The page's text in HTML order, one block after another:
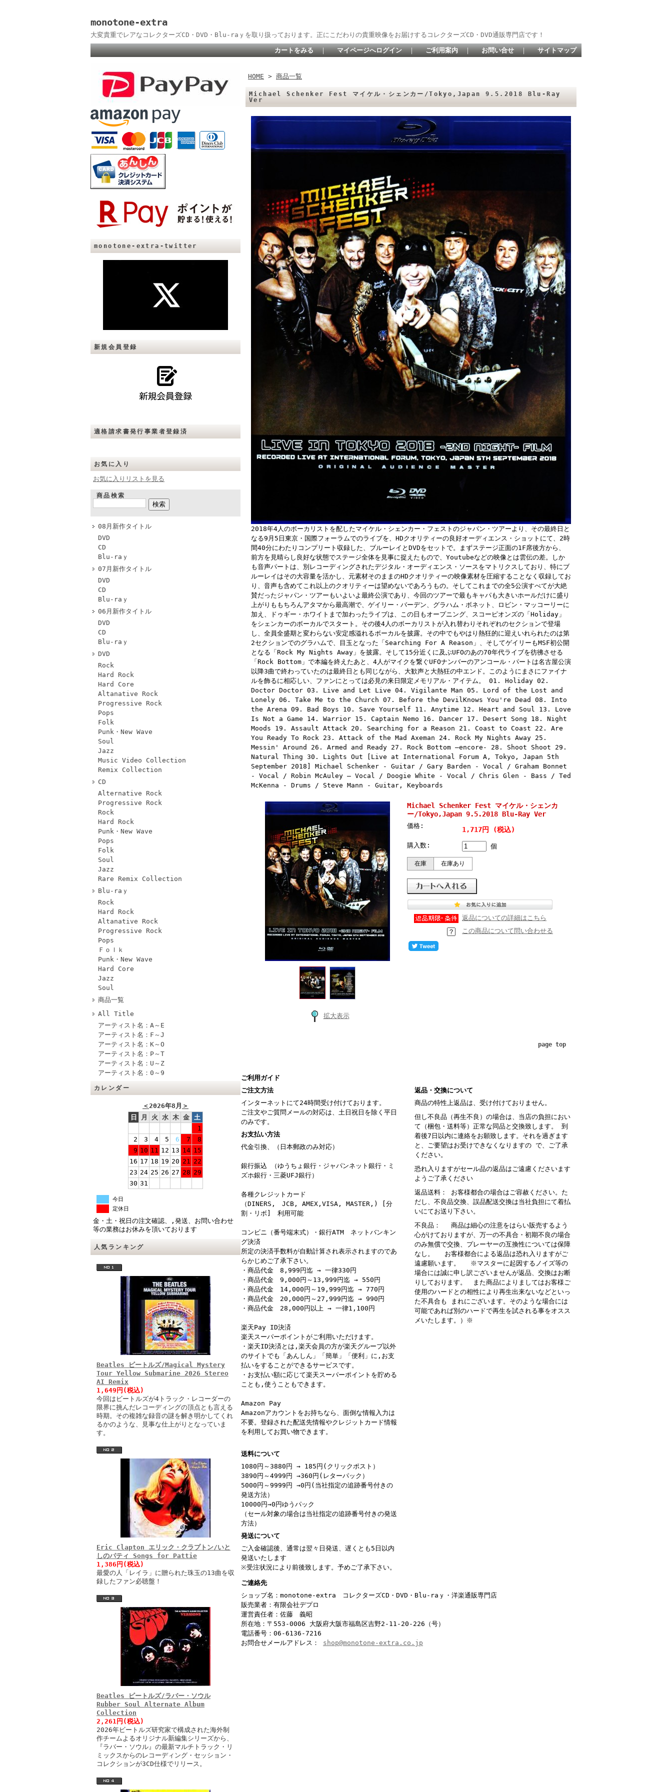
monotone-extra
大変貴重でレアなコレクターズCD・DVD・Blu-raｙを取り扱っております。正にこだわりの貴重映像をお届けするコレクターズCD・DVD通販専門店です！
カートをみる ｜ マイページへログイン ｜ ご利用案内 ｜ お問い合せ ｜ サイトマップ
monotone-extra-twitter
新規会員登録
適格請求書発行事業者登録済
お気に入り
お気に入りリストを見る
商品検索
08月新作タイトル
DVD
CD
Blu-raｙ
07月新作タイトル
DVD
CD
Blu-raｙ
06月新作タイトル
DVD
CD
Blu-raｙ
DVD
Rock
Hard Rock
Hard Core
Altanative Rock
Progressive Rock
Pops
Folk
Punk・New Wave
Soul
Jazz
Music Video Collection
Remix Collection
CD
Alternative Rock
Progressive Rock
Rock
Hard Rock
Punk・New Wave
Pops
Folk
Soul
Jazz
Rare Remix Collection
Blu-raｙ
Rock
Hard Rock
Altanative Rock
Progressive Rock
Pops
Ｆｏｌｋ
Punk・New Wave
Hard Core
Jazz
Soul
商品一覧
All Title
アーティスト名：A～E
アーティスト名：F～J
アーティスト名：K～O
アーティスト名：P～T
アーティスト名：U～Z
アーティスト名：0～9
カレンダー
＜2026年8月 ＞
日
月 火 水 木 金 土
1
2
3 4 5 6 7
8
9 10 11 12 13 14 15
16 17 18 19 20 21 22
23 24 25 26 27 28 29
30 31
今日
定休日
金・土・祝日の注文確認、,発送、お問い合わせ
等の業務はお休みを頂いております
人気ランキング
Beatles ビートルズ/Magical Mystery
Tour Yellow Submarine 2026 Stereo
AI Remix
1,649円(税込)
今回はビートルズが4トラック・レコーダーの
限界に挑んだレコーディングの頂点とも言える
時期。その複雑な録音の謎を解き明かしてくれ
るかのような、見事な仕上がりとなっていま
す。
Eric Clapton エリック・クラプトン/いと
しのパティ Songs for Pattie
1,386円(税込)
最愛の人「レイラ」に贈られた珠玉の13曲を収
録したファン必聴盤！
Beatles ビートルズ/ラバー・ソウル
Rubber Soul Alternate Album
Collection
2,261円(税込)
2026年ビートルズ研究家で構成された海外制
作チームよるオリジナル新編集シリーズから、
『ラバー・ソウル』の最新マルチトラック・リ
ミックスからのレコーディング・セッション・
コレクションが3CD仕様でリリース。
HOME > 商品一覧
Michael Schenker Fest マイケル・シェンカー/Tokyo,Japan 9.5.2018 Blu-Ray
Ver
2018年4人のボーカリストを配したマイケル・シェンカー・フェストのジャパン・ツアーより、その最終日と
なる9月5日東京・国際フォーラムでのライブを、HDクオリティーの良好オーディエンス・ショットにて、2時
間40分にわたりコンプリート収録した、ブルーレイとDVDをセットで。まずステージ正面の1F席後方から、
前方を見晴らし良好な状態でステージ全体を見事に捉えたもので、Youtubeなどの映像とは雲伝の差。しか
も音声パートは、別レコーディングされたデジタル・オーディエンス・ソースをマトリクスしており、特にブ
ルーレイはその大容量を活かし、元素材そのままのHDクオリティーの映像素材を圧縮することなく収録してお
り、音声も含めてこれ以上のクオリティーは望めないであろうもの。そしてこれまでの全5公演すべてが大絶
賛だったジャパン・ツアーもいよいよ最終公演であり、今回のツアーで最もキャパも大きいホールだけに盛り
上がりももちろんアタマから最高潮で、ゲイリー・バーデン、グラハム・ボネット、ロビン・マッコーリーに
加え、ドゥギー・ホワイトまで加わったライブは、この日もオープニング、スコーピオンズの「Holiday」
をシェンカーのボーカルでスタート。その後4人のボーカリストが入れ替わりそれぞれのセクションで登場
し、全員全盛期と変わらない安定感溢れるボーカルを披露。その中でもやはり熱狂的に迎えいれられたのは第
2セクションでのグラハムで、目玉となった「Searching For A Reason」、そしてゲイリーもMSF初公開
となる「Rock My Nights Away」を披露。そして15分近くに及ぶUFOのあの70年代ライブを彷彿させる
「Rock Bottom」で本編を終えたあと、4人がマイクを繋ぐUFOナンバーのアンコール・パートは名古屋公演
以降3曲で終わっていたのは最終日とも同じながら、大歓声と大熱狂の中エンド。このようにまさにファイナ
ルを飾るに相応しい、ファンにとっては必見の来日限定メモリアル・アイテム。 01. Holiday 02.
Doctor Doctor 03. Live and Let Live 04. Vigilante Man 05. Lord of the Lost and
Lonely 06. Take Me to the Church 07. Before the DevilKnows You're Dead 08. Into
the Arena 09. Bad Boys 10. Save Yourself 11. Anytime 12. Heart and Soul 13. Love
Is Not a Game 14. Warrior 15. Captain Nemo 16. Dancer 17. Desert Song 18. Night
Moods 19. Assault Attack 20. Searching for a Reason 21. Coast to Coast 22. Are
You Ready To Rock 23. Attack of the Mad Axeman 24. Rock My Nights Away 25.
Messin' Around 26. Armed and Ready 27. Rock Bottom –encore- 28. Shoot Shoot 29.
Natural Thing 30. Lights Out [Live at International Forum A, Tokyo, Japan 5th
September 2018] Michael Schenker - Guitar / Gary Barden - Vocal / Graham Bonnet
- Vocal / Robin McAuley – Vocal / Doogie White - Vocal / Chris Glen - Bass / Ted
McKenna - Drums / Steve Mann - Guitar, Keyboards
拡大表示
Michael Schenker Fest マイケル・シェンカ
ー/Tokyo,Japan 9.5.2018 Blu-Ray Ver
価格: 1,717円 (税込)
購入数: 個
在庫 在庫あり
返品についての詳細はこちら
この商品について問い合わせる
page top
ご利用ガイド
ご注文方法
インターネットにて24時間受け付けております。
ご注文やご質問メールの対応は、土日祝日を除く平日
のみです。
お支払い方法
代金引換、（日本郵政のみ対応）
銀行振込 （ゆうちょ銀行・ジャパンネット銀行・ミ
ズホ銀行・三菱UFJ銀行）
各種クレジットカード
（DINERS, JCB, AMEX,VISA, MASTER,) [分
割・リボ] 利用可能
コンビニ（番号端末式）・銀行ATM ネットバンキン
グ決済
所定の決済手数料が自動計算され表示されますのであ
らかじめご了承下さい。
・商品代金 8,999円迄 → 一律330円
・商品代金 9,000円～13,999円迄 → 550円
・商品代金 14,000円～19,999円迄 → 770円
・商品代金 20,000円～27,999円迄 → 990円
・商品代金 28,000円以上 → 一律1,100円
楽天Pay ID決済
楽天スーパーポイントがご利用いただけます。
・楽天ID決済とは,楽天会員の方が楽天グループ以外
のサイトでも「あんしん」「簡単」「便利」に,お支
払いをすることができるサービスです。
・お支払い額に応じて楽天スーパーポイントを貯める
ことも,使うこともできます。
Amazon Pay
Amazonアカウントをお持ちなら、面倒な情報入力は
不要。登録された配送先情報やクレジットカード情報
を利用してお買い物できます。
送料について
1080円～3880円 → 185円(クリックポスト）
3890円～4999円 →360円(レターパック）
5000円～9999円 →0円(当社指定の追跡番号付きの
発送方法）
10000円→0円ゆうパック
（セール対象の場合は当社指定の追跡番号付きの発送
方法）
発送について
ご入金確認後、通常は翌々日発送、遅くとも5日以内
発送いたします
※受注状況により前後致します。予めご了承下さい。
返品・交換について
商品の特性上返品は、受け付けておりません。
但し不良品（再生不良）の場合は、当店の負担におい
て（梱包・送料等）正常な同品と交換致します。 到
着後7日以内に連絡をお願致します。それを過ぎます
と、ご要望はお受けできなくなりますの で、ご了承
ください。
恐れ入りますがセール品の返品はご遠慮くださいます
ようご了承ください
返品送料： お客様都合の場合はご容赦ください。た
だし、不良品交換、誤品配送交換は当社負担にて着払
いにてお送り下さい。
不良品： 商品は細心の注意をはらい販売するよう
心がけておりますが、万一の不具合・初期不良の場合
のみ無償で交換、プレーヤーの互換性については保障
なし。 お客様都合による返品は恐れ入りますがご
遠慮願います。 ※マスターに起因するノイズ等の
場合には誠に申し訳ございませんが返品、交換はお断
りしております。 また商品によりましてはお客様ご
使用のハードとの相性により再生出来ないなどといっ
た不具合も まれにございます。そのような場合には
可能であれば別のハードで再生を試される事をオスス
メいたします。）※
ご連絡先
ショップ名：monotone-extra コレクターズCD・DVD・Blu-raｙ・洋楽通販専門店
販売業者：有限会社デプロ
運営責任者：佐藤 義昭
所在地：〒553-0006 大阪府大阪市福島区吉野2-11-20-226（号）
電話番号：06-6136-7216
お問合せメールアドレス： shop@monotone-extra.co.jp